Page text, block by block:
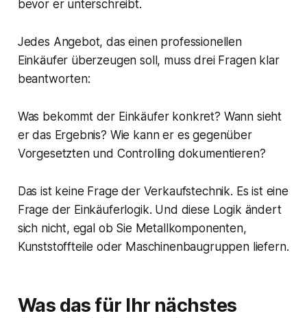
bevor er unterschreibt.
Jedes Angebot, das einen professionellen
Einkäufer überzeugen soll, muss drei Fragen klar
beantworten:
Was bekommt der Einkäufer konkret? Wann sieht
er das Ergebnis? Wie kann er es gegenüber
Vorgesetzten und Controlling dokumentieren?
Das ist keine Frage der Verkaufstechnik. Es ist eine
Frage der Einkäuferlogik. Und diese Logik ändert
sich nicht, egal ob Sie Metallkomponenten,
Kunststoffteile oder Maschinenbaugruppen liefern.
Was das für Ihr nächstes